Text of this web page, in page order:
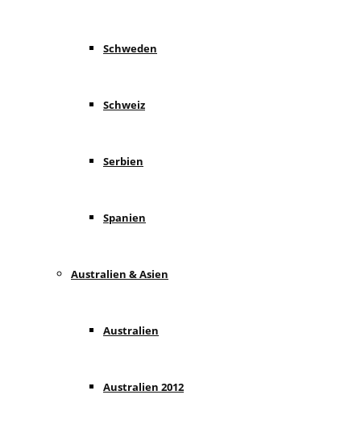
Schweden
Schweiz
Serbien
Spanien
Australien & Asien
Australien
Australien 2012